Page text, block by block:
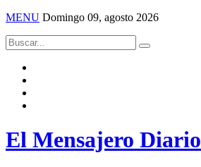
MENU Domingo 09, agosto 2026
El Mensajero Diario